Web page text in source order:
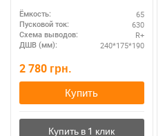
Ёмкость: 65
Пусковой ток: 630
Схема выводов: R+
ДШВ (мм): 240*175*190
2 780 грн.
Купить